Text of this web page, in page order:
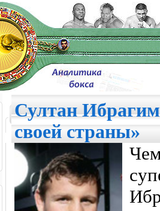
Султан
своей страны»